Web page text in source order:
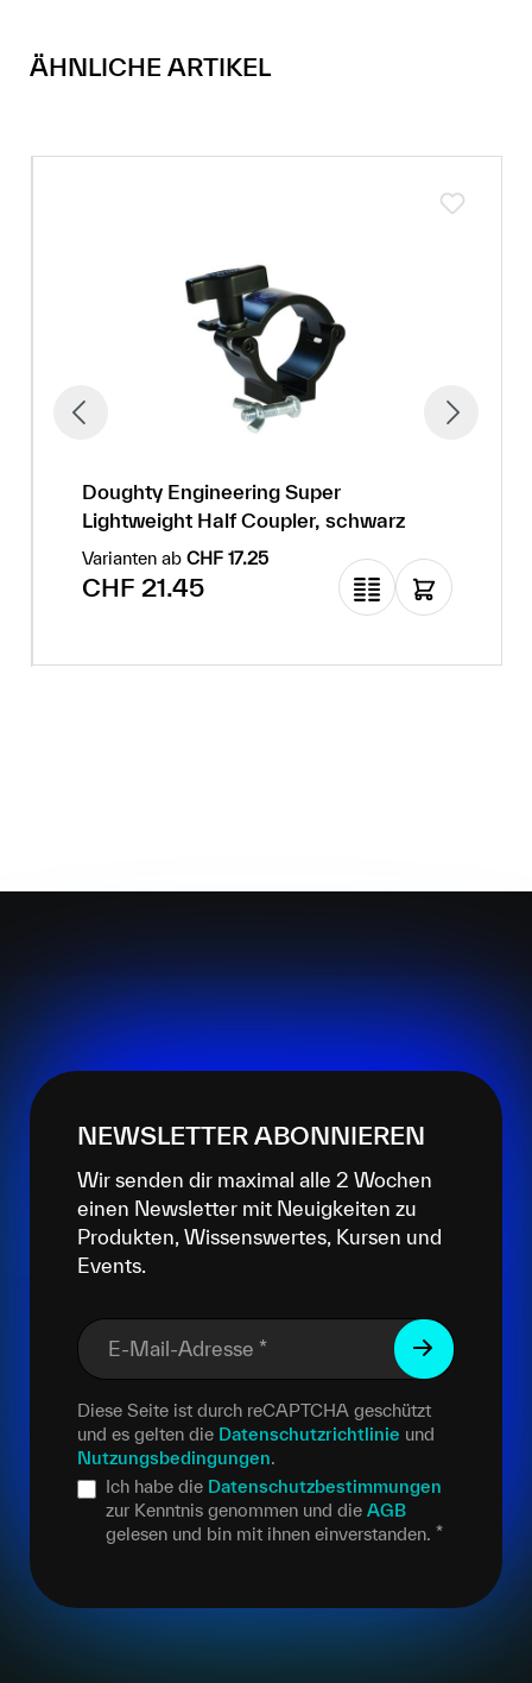
ÄHNLICHE ARTIKEL
Doughty Engineering Super
Lightweight Half Coupler, schwarz
Varianten ab CHF 17.25
Regulärer Preis:
CHF 21.45
NEWSLETTER ABONNIEREN
Wir senden dir maximal alle 2 Wochen
einen Newsletter mit Neuigkeiten zu
Produkten, Wissenswertes, Kursen und
Events.
E-Mail-Adresse *
Diese Seite ist durch reCAPTCHA geschützt
und es gelten die Datenschutzrichtlinie und
Nutzungsbedingungen.
Ich habe die Datenschutzbestimmungen
zur Kenntnis genommen und die AGB
gelesen und bin mit ihnen einverstanden. *